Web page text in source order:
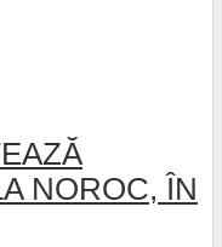
NOROC, ÎN